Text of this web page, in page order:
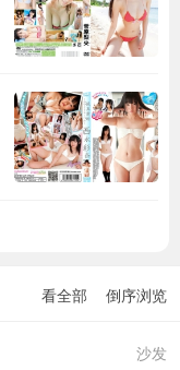
看全部 倒序浏览
沙发